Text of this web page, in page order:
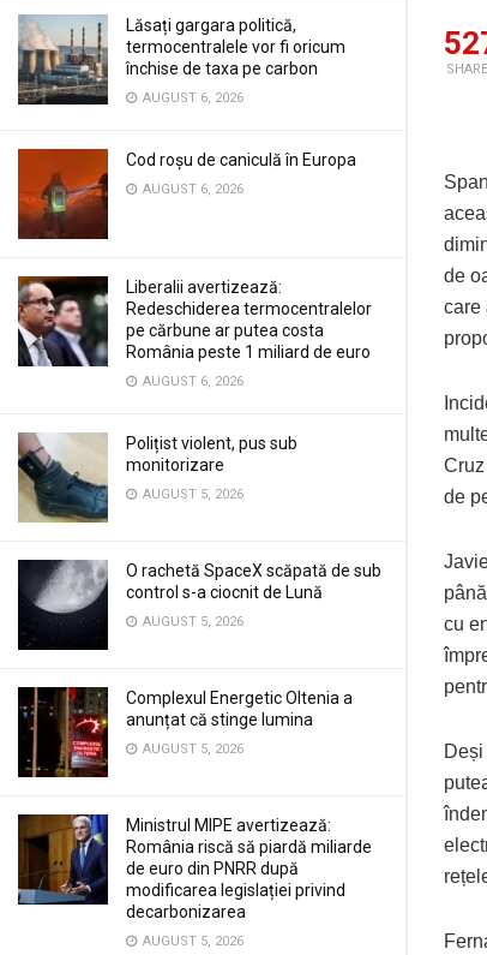
Lăsați gargara politică,
termocentralele vor fi oricum
închise de taxa pe carbon
AUGUST 6, 2026
Cod roșu de caniculă în Europa
AUGUST 6, 2026
Liberalii avertizează:
Redeschiderea termocentralelor
pe cărbune ar putea costa
România peste 1 miliard de euro
AUGUST 6, 2026
Polițist violent, pus sub
monitorizare
AUGUST 5, 2026
O rachetă SpaceX scăpată de sub
control s-a ciocnit de Lună
AUGUST 5, 2026
Complexul Energetic Oltenia a
anunțat că stinge lumina
AUGUST 5, 2026
Ministrul MIPE avertizează:
România riscă să piardă miliarde
de euro din PNRR după
modificarea legislației privind
decarbonizarea
AUGUST 5, 2026
de
care
de
cu